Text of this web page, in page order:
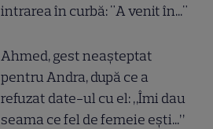
intrarea în curbă: "A venit în..."
Ahmed, gest neașteptat
pentru Andra, după ce a
refuzat date-ul cu el: „Îmi dau
seama ce fel de femeie ești...”